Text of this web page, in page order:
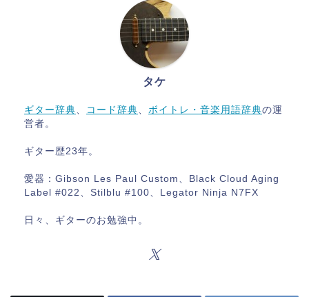
タケ
ギター辞典、 コード辞典、 ボイトレ・音楽用語辞典の運
営者。
ギター歴23年。
愛器：Gibson Les Paul Custom、Black Cloud Aging
Label #022、Stilblu #100、Legator Ninja N7FX
日々、ギターのお勉強中。